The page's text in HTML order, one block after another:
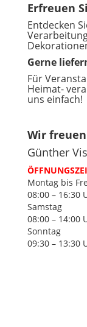
Erfreuen
Entdecken
Gerne
Für
Heimat-
uns einfach!
Wir
Günther
Montag bis
08:00 – 16:30
Samstag
08:00 – 14:00
Sonntag
09:30 – 13:30